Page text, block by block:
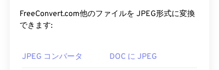
TIFFファイルを開く最も一般的なプログラムは、
Windowsの場合は
開くのに問題がある場合は、TIFFからJPGへの
ェブサイトでの使用に最適です。当社のJPEG圧縮
ツールを使えば、ファイルサイズを最大80%削減
さらに高い圧縮率が必要な場合は、JPG を、より
FreeConvert.com他のファイルを JPEG形式に変換
できます:
JPEG コンバータ DOC に JPEG